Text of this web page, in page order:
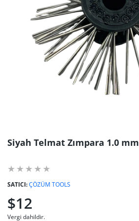
Siyah Telmat Zımpara 1.0 mm
SATICI:ÇÖZÜM TOOLS
$12
Vergi dahildir.